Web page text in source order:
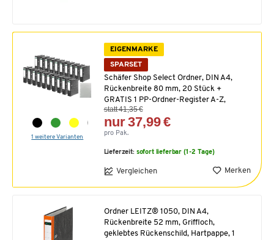
1 weitere Varianten
EIGENMARKE
SPARSET
Schäfer Shop Select Ordner, DIN A4,
Rückenbreite 80 mm, 20 Stück +
GRATIS 1 PP-Ordner-Register A-Z,
statt 41,35 €
nur 37,99 €
pro Pak.
Lieferzeit: sofort lieferbar (1-2 Tage)
Vergleichen Merken
Ordner LEITZ® 1050, DIN A4,
Rückenbreite 52 mm, Griffloch,
geklebtes Rückenschild, Hartpappe, 1